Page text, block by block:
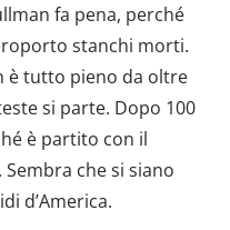
fa pena, perché
stanchi morti.
è tutto pieno da oltre
si parte. Dopo 100
è partito con il
che si siano
d’America.